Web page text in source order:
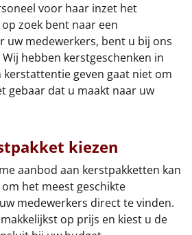
voor haar inzet het
zoek bent naar een
uw medewerkers, bent u bij ons
hebben kerstgeschenken in
kerstattentie geven gaat niet om
gebaar dat u maakt naar uw
kiezen
aanbod aan kerstpakketten kan
het meest geschikte
medewerkers direct te vinden.
op prijs en kiest u de